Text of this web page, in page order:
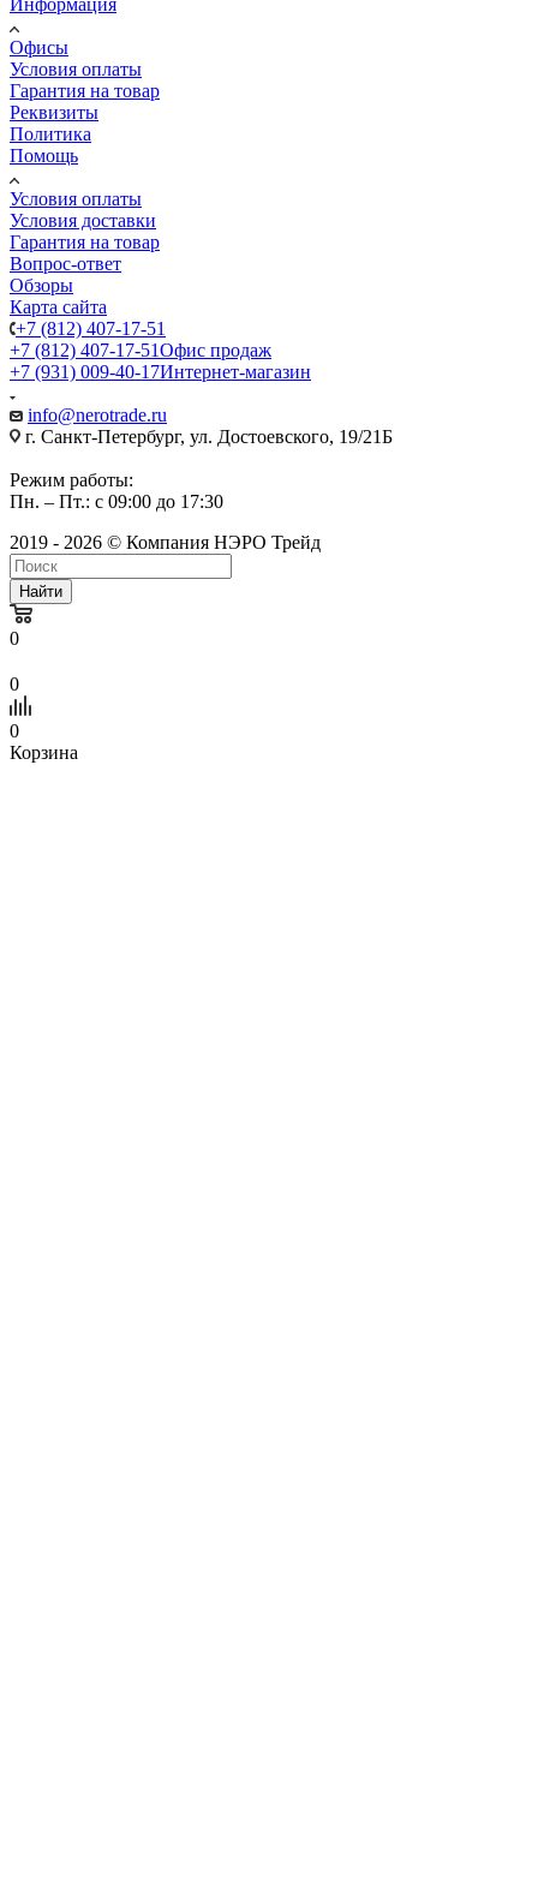
Информация
Офисы
Условия оплаты
Гарантия на товар
Реквизиты
Политика
Помощь
Условия оплаты
Условия доставки
Гарантия на товар
Вопрос-ответ
Обзоры
Карта сайта
+7 (812) 407-17-51
+7 (812) 407-17-51Офис продаж
+7 (931) 009-40-17Интернет-магазин
info@nerotrade.ru
г. Санкт-Петербург, ул. Достоевского, 19/21Б
Режим работы:
Пн. – Пт.: с 09:00 до 17:30
2019 - 2026 © Компания НЭРО Трейд
Найти
0
0
0
Корзина